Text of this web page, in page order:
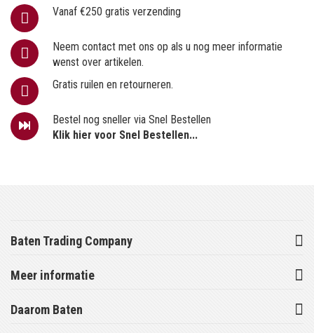
Vanaf €250 gratis verzending
Neem contact met ons op als u nog meer informatie
wenst over artikelen.
Gratis ruilen en retourneren.
Bestel nog sneller via Snel Bestellen
Klik hier voor Snel Bestellen...
Baten Trading Company
Meer informatie
Daarom Baten